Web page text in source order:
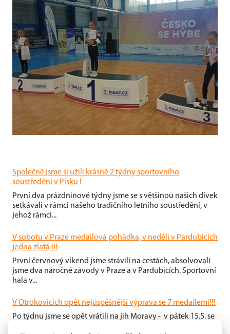
Společně jsme si užili krásné 2 týdny sportovního
soustředění v Písku !
První dva prázdninové týdny jsme se s většinou našich dívek
setkávali v rámci našeho tradičního letního soustředění, v
jehož rámci...
V sobotu v Praze medailová pohádka, v neděli v Pardubicích
jedna zlatá !!!
První červnový víkend jsme strávili na cestách, absolvovali
jsme dva náročné závody v Praze a v Pardubicích. Sportovní
hala v...
V Otrokovicích opět nejúspěšnější výprava se 7 medailemi!!!
Po týdnu jsme se opět vrátili na jih Moravy - v pátek 15.5. se